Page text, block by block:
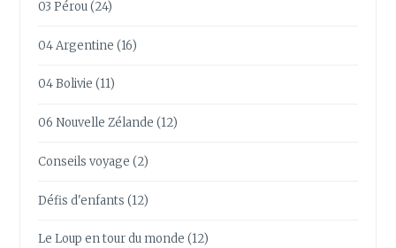
03 Pérou(24)
04 Argentine (16)
04 Bolivie (11)
06 Nouvelle Zélande (12)
Conseils voyage (2)
Défis d'enfants (12)
Le Loup en tour du monde (12)